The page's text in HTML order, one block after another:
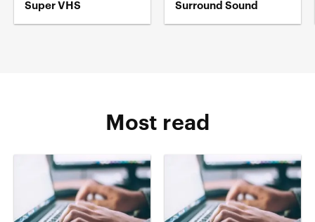
Super VHS Surround Sound
Most read